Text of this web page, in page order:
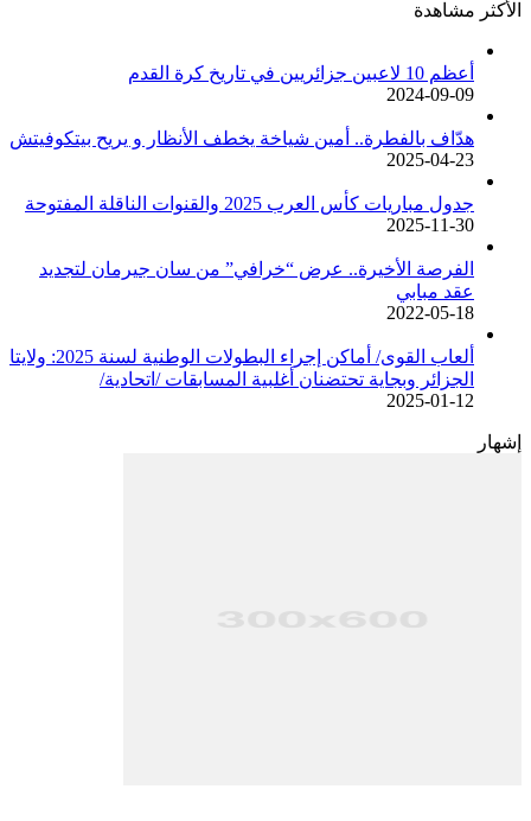
الأكثر مشاهدة
أعظم 10 لاعبين جزائريين في تاريخ كرة القدم
2024-09-09
هدّاف بالفطرة.. أمين شياخة يخطف الأنظار و يريح بيتكوفيتش
2025-04-23
جدول مباريات كأس العرب 2025 والقنوات الناقلة المفتوحة
2025-11-30
الفرصة الأخيرة.. عرض “خرافي” من سان جيرمان لتجديد
عقد مبابي
2022-05-18
ألعاب القوى/ أماكن إجراء البطولات الوطنية لسنة 2025: ولايتا
الجزائر وبجاية تحتضنان أغلبية المسابقات /اتحادية/
2025-01-12
إشهار